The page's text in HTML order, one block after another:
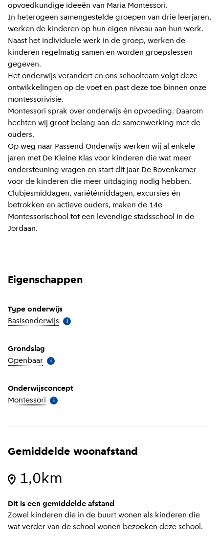
opvoedkundige ideeën van Maria Montessori.
In heterogeen samengestelde groepen van drie leerjaren,
werken de kinderen op hun eigen niveau aan hun werk.
Naast het individuele werk in de groep, werken de
kinderen regelmatig samen en worden groepslessen
gegeven.
Het onderwijs verandert en ons schoolteam volgt deze
ontwikkelingen op de voet en past deze toe binnen onze
montessorivisie.
Montessori sprak over onderwijs én opvoeding. Daarom
hechten wij groot belang aan de samenwerking met de
ouders.
Op weg naar Passend Onderwijs werken wij al enkele
jaren met De Kleine Klas voor kinderen die wat meer
ondersteuning vragen en start dit jaar De Bovenkamer
voor de kinderen die meer uitdaging nodig hebben.
Clubjesmiddagen, variétémiddagen, excursies én
betrokken en actieve ouders, maken de 14e
Montessorischool tot een levendige stadsschool in de
Jordaan.
Eigenschappen
Type onderwijs
Basisonderwijs Meer informatie
i
Grondslag
Openbaar Meer informatie
i
Onderwijsconcept
Montessori Meer informatie
i
Gemiddelde woonafstand
1,0km
Dit is een gemiddelde afstand
Zowel kinderen die in de buurt wonen als kinderen die
wat verder van de school wonen bezoeken deze school.